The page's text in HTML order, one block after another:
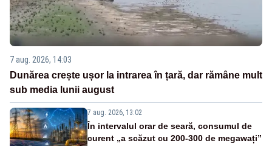
7 aug. 2026, 14:03
Dunărea crește ușor la intrarea în țară, dar rămâne mult
sub media lunii august
7 aug. 2026, 13:02
În intervalul orar de seară, consumul de
curent „a scăzut cu 200-300 de megawați”